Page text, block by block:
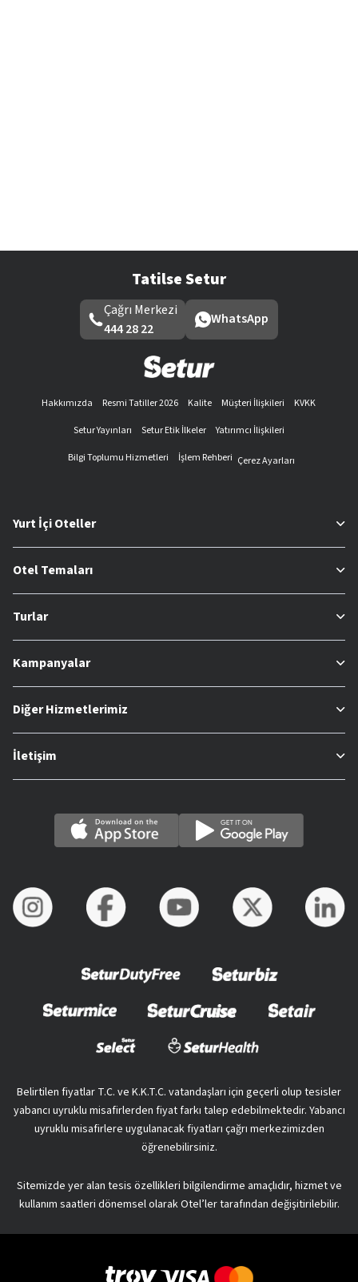
Tatilse Setur
Çağrı Merkezi
444 28 22
WhatsApp
Hakkımızda Resmi Tatiller 2026 Kalite Müşteri İlişkileri
KVKK
Setur Yayınları
Setur Etik İlkeler
Yatırımcı İlişkileri
Bilgi Toplumu Hizmetleri
İşlem Rehberi Çerez Ayarları
Yurt İçi Oteller
Otel Temaları
Turlar
Kampanyalar
Diğer Hizmetlerimiz
İletişim
Belirtilen fiyatlar T.C. ve K.K.T.C. vatandaşları için geçerli olup tesisler
yabancı uyruklu misafirlerden fiyat farkı talep edebilmektedir. Yabancı
uyruklu misafirlere uygulanacak fiyatları çağrı merkezimizden
öğrenebilirsiniz.
Sitemizde yer alan tesis özellikleri bilgilendirme amaçlıdır, hizmet ve
kullanım saatleri dönemsel olarak Otel’ler tarafından değişitirilebilir.